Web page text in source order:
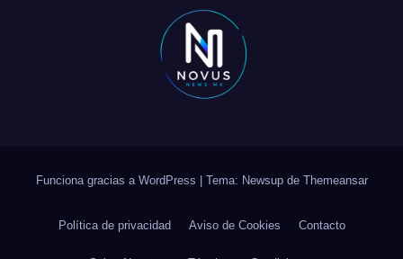
Funciona gracias a WordPress Tema: Newsup de Themeansar
Política de privacidad Aviso de Cookies Contacto